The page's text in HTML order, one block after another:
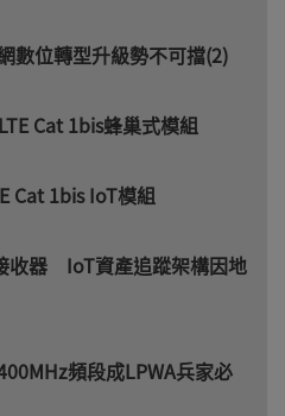
位轉型升級勢不可擋(2)
Cat 1bis蜂巢式模組
Cat 1bis IoT模組
收器 IoT資產追蹤架構因地
頻段成LPWA兵家必